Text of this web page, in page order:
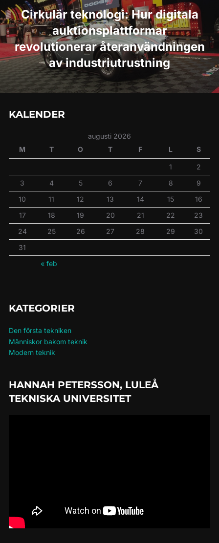
Post
Cirkulär teknologi: Hur digitala
auktionsplattformar
revolutionerar återanvändningen
av industriutrustning
KALENDER
augusti 2026
M
T O T F L S
1
2
3
4 5 6 7 8
9
10
11 12 13 14 15
16
17
18 19 20 21 22
23
24
25 26 27 28 29
30
31
« feb
KATEGORIER
Den första tekniken
Människor bakom teknik
Modern teknik
HANNAH PETERSSON, LULEÅ
TEKNISKA UNIVERSITET